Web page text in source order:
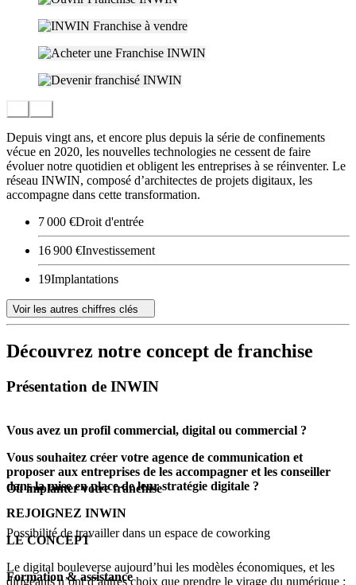
Depuis vingt ans, et encore plus depuis la série de confinements
vécue en 2020, les nouvelles technologies ne cessent de faire
évoluer notre quotidien et obligent les entreprises à se réinventer. Le
réseau INWIN, composé d’architectes de projets digitaux, les
accompagne dans cette transformation.
7 000 €Droit d'entrée
16 900 €Investissement
19Implantations
Voir les autres chiffres clés
Découvrez notre concept de franchise
Présentation de INWIN
Vous avez un profil commercial, digital ou commercial ?
Vous souhaitez créer votre agence de communication et
proposer aux entreprises de les accompagner et les conseiller
dans la mise en place de leur stratégie digitale ?
REJOIGNEZ INWIN
LE CONCEPT
Le digital bouleverse aujourd’hui les modèles économiques, et les
dirigeants n’ont d’autres choix que prendre le virage du numérique :
Où implanter votre franchise
Possibilité de travailler dans un espace de coworking
Formation & assistance